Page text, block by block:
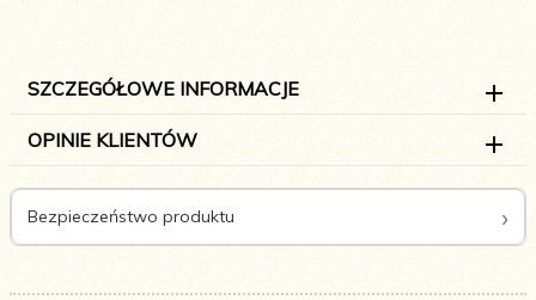
SZCZEGÓŁOWE INFORMACJE
OPINIE KLIENTÓW
Bezpieczeństwo produktu